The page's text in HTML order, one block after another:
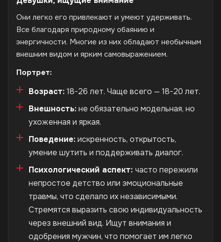
Они легко его привлекают и умеют удерживать.
Все благодаря природному обаянию и
энергичности. Многие из них обладают необычным
внешним видом и ярким самовыражением.
Портрет:
Возраст:18-26 лет. Чаще всего — 18-20 лет.
Внешность:не обязательно модельная, но
ухоженная и яркая.
Поведение:искренность, открытость,
умение шутить и поддерживать диалог.
Психологический аспект: часто пережили
непростое детство или эмоциональные
травмы, что сделало их независимыми.
Стремятся выразить свою индивидуальность
через внешний вид. Ищут внимания и
одобрения мужчин, что помогает им легко